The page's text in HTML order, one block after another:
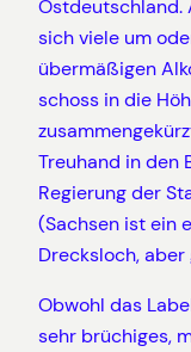
Ostdeutschland.
sich viele um
übermäßigen
schoss in die
Treuhand in den
Regierung der
(Sachsen ist ein
Drecksloch,
Obwohl das
sehr brüchiges,